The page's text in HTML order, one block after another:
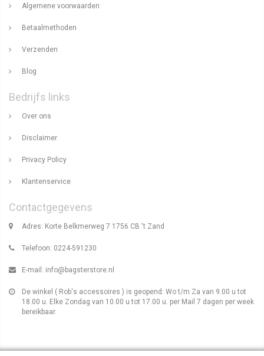
Algemene voorwaarden
Betaalmethoden
Verzenden
Blog
Bedrijfs links
Over ons
Disclaimer
Privacy Policy
Klantenservice
Contactgegevens
Adres: Korte Belkmerweg 7 1756 CB 't Zand
Telefoon: 0224-591230
E-mail: info@bagsterstore.nl
De winkel ( Rob's accessoires ) is geopend: Wo t/m Za van 9.00 u tot
18.00 u. Elke Zondag van 10.00 u tot 17.00 u. per Mail 7 dagen per week
bereikbaar.